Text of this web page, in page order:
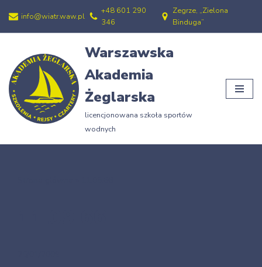
Przejdź
treści
info@wiatr.waw.pl
+48 601 290
346
Zegrze, „Zielona
Binduga”
Warszawska
Akademia
Żeglarska
licencjonowana szkoła sportów
wodnych